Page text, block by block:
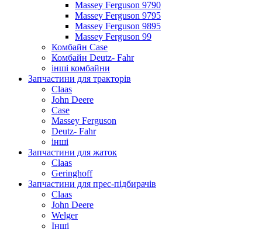
Massey Ferguson 9790
Massey Ferguson 9795
Massey Ferguson 9895
Massey Ferguson 99
Комбайн Case
Комбайн Deutz- Fahr
інші комбайни
Запчастини для тракторів
Claas
John Deere
Case
Massey Ferguson
Deutz- Fahr
інші
Запчастини для жаток
Claas
Geringhoff
Запчастини для прес-підбирачів
Claas
John Deere
Welger
Інші